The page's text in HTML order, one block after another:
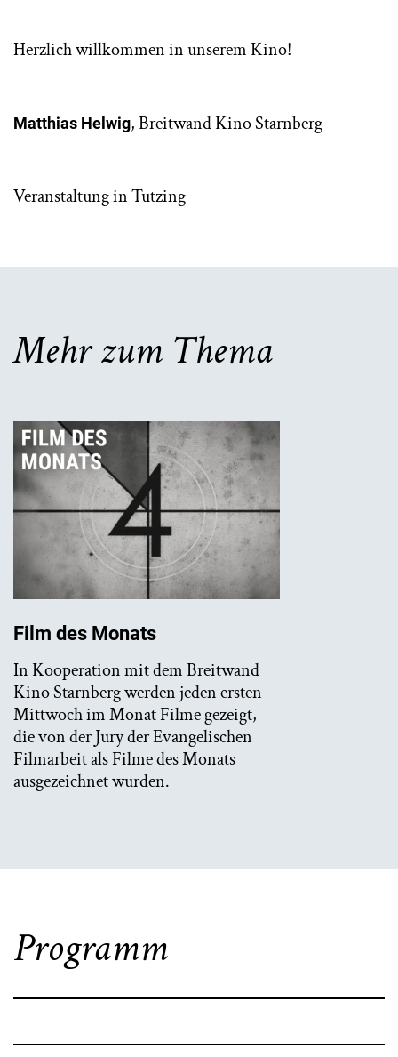
Herzlich willkommen in unserem Kino!
Matthias Helwig, Breitwand Kino Starnberg
Veranstaltung in Tutzing
Mehr zum Thema
Film des Monats
In Kooperation mit dem Breitwand
Kino Starnberg werden jeden ersten
Mittwoch im Monat Filme gezeigt,
die von der Jury der Evangelischen
Filmarbeit als Filme des Monats
ausgezeichnet wurden.
Programm